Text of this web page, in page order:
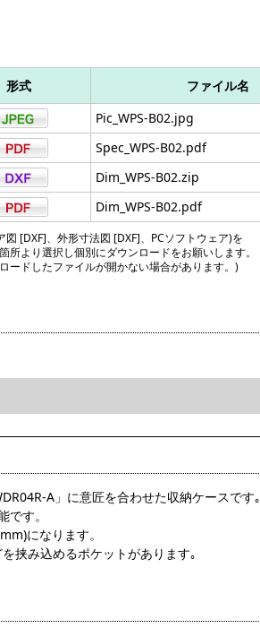
形式 ファイル名
Pic_WPS-B02.jpg
Spec_WPS-B02.pdf
Dim_WPS-B02.zip
Dim_WPS-B02.pdf
[DXF]、外形寸法図 [DXF]、PCソフトウェア)を
より選択し個別にダウンロードをお願いします。
ードしたファイルが開かない場合があります。)
A」に意匠を合わせた収納ケースです｡
す。
になります。
挟み込めるポケットがあります｡